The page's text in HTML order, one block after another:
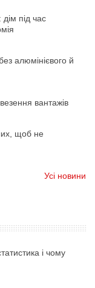
під час
алюмінієвого й
вантажів
щоб не
Усі новини
і чому